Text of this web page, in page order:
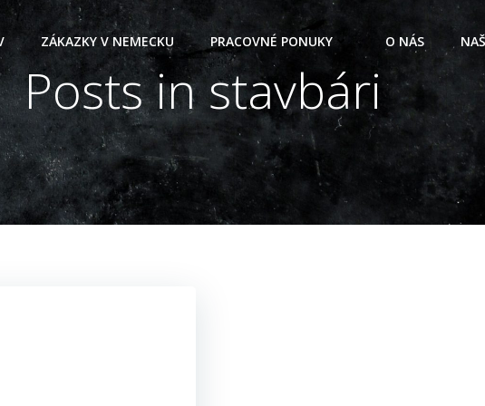
ZÁKAZKY V NEMECKU PRACOVNÉ PONUKY O NÁS
Posts in stavbári